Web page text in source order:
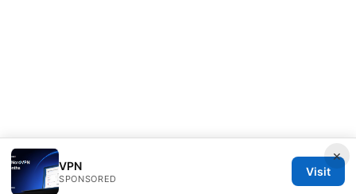
×
VPN
SPONSORED
Visit